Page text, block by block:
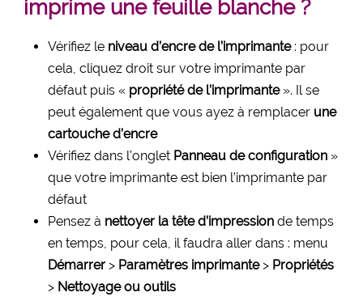
imprime une feuille blanche ?
Vérifiez le niveau d’encre de l’imprimante: pour
cela, cliquez droit sur votre imprimante par
défaut puis « propriété de l’imprimante». Il se
peut également que vous ayez à remplacer une
cartouche d’encre
Vérifiez dans l’onglet Panneau de configuration »
que votre imprimante est bien l’imprimante par
défaut
Pensez à nettoyer la tête d’impression de temps
en temps, pour cela, il faudra aller dans : menu
Démarrer > Paramètres imprimante> Propriétés
> Nettoyage ou outils